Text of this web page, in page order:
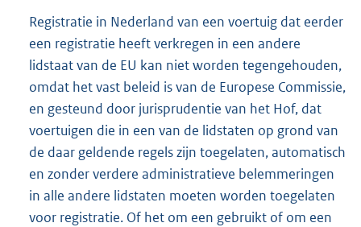
Registratie in Nederland van een voertuig dat eerder
een registratie heeft verkregen in een andere
lidstaat van de EU kan niet worden tegengehouden,
omdat het vast beleid is van de Europese Commissie,
en gesteund door jurisprudentie van het Hof, dat
voertuigen die in een van de lidstaten op grond van
de daar geldende regels zijn toegelaten, automatisch
en zonder verdere administratieve belemmeringen
in alle andere lidstaten moeten worden toegelaten
voor registratie. Of het om een gebruikt of om een